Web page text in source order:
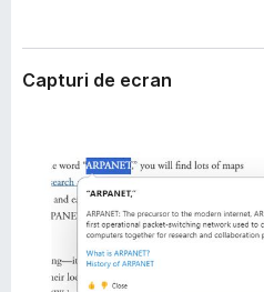
e
Capturi de ecran